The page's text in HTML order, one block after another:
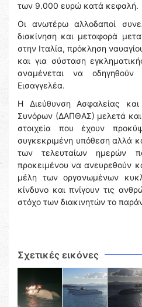
των 9.000 ευρώ κατά κεφαλή.
Οι ανωτέρω αλλοδαποί
διακίνηση και μεταφορά
στην Ιταλία, πρόκληση
και για σύσταση
αναμένεται να οδηγηθούν
Εισαγγελέα.
Η Διεύθυνση Ασφαλείας
Συνόρων (ΔΑΠΘΑΣ) μελετά
στοιχεία που έχουν
συγκεκριμένη υπόθεση αλλά
των τελευταίων ημερών
προκειμένου να ανευρεθούν
μέλη των οργανωμένων
κίνδυνο και πνίγουν τις
στόχο των διακινητών το
Σχετικές εικόνες